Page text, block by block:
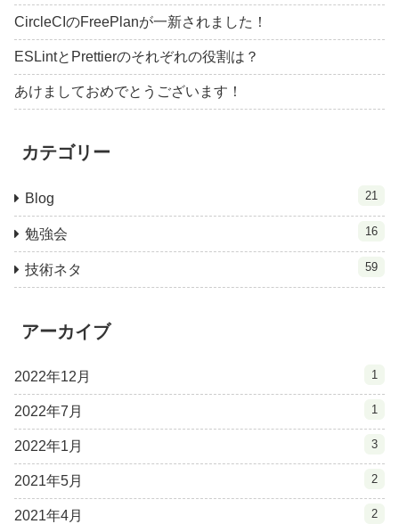
CircleCIのFreePlanが一新されました！
ESLintとPrettierのそれぞれの役割は？
あけましておめでとうございます！
カテゴリー
Blog 21
勉強会 16
技術ネタ 59
アーカイブ
2022年12月 1
2022年7月 1
2022年1月 3
2021年5月 2
2021年4月 2